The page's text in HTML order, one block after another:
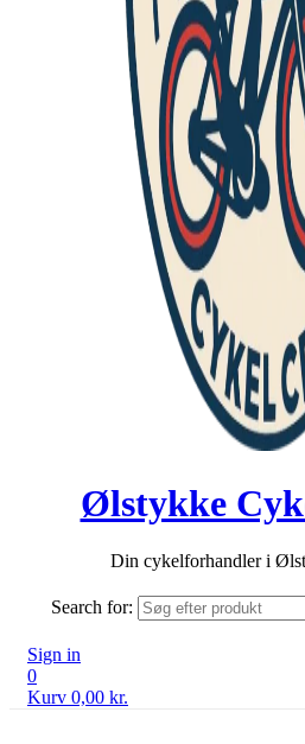
Ølstykke
Din cykelforhandler i
Search for:
Sign in
0
Kurv 0,00 kr.